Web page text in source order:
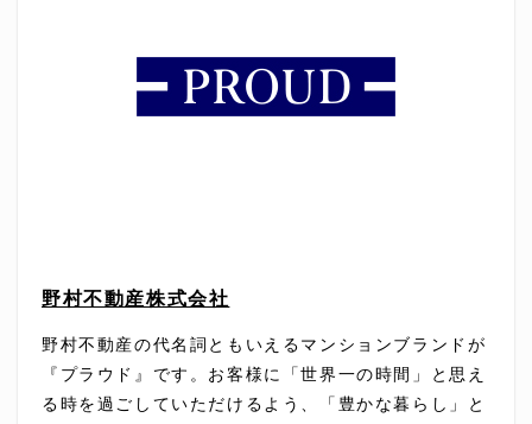
野村不動産株式会社
野村不動産の代名詞ともいえるマンションブランドが
『プラウド』です。お客様に「世界一の時間」と思え
る時を過ごしていただけるよう、「豊かな暮らし」と